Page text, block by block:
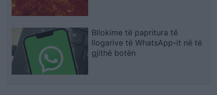
Bllokime të papritura të
llogarive të WhatsApp-it në të
gjithë botën